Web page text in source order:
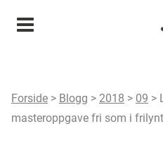
Meny
Forside > Blogg > 2018 > 09 >
masteroppgave fri som i frilynt